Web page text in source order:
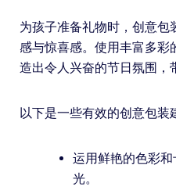
为孩子准备礼物时，创意包
感与惊喜感。使用丰富多彩
造出令人兴奋的节日氛围，
以下是一些有效的创意包装
运用鲜艳的色彩
光。